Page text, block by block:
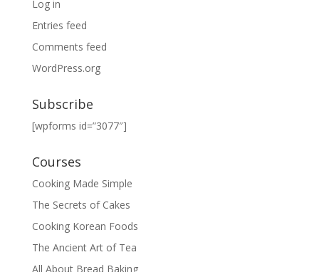
Log in
Entries feed
Comments feed
WordPress.org
Subscribe
[wpforms id=”3077″]
Courses
Cooking Made Simple
The Secrets of Cakes
Cooking Korean Foods
The Ancient Art of Tea
All About Bread Baking